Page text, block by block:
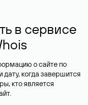
в сервисе
о сайте по
когда завершится
кто является